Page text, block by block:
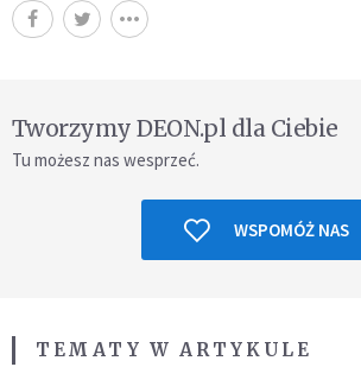
Tworzymy DEON.pl dla Ciebie
Tu możesz nas wesprzeć.
WSPOMÓŻ NAS
TEMATY W ARTYKULE